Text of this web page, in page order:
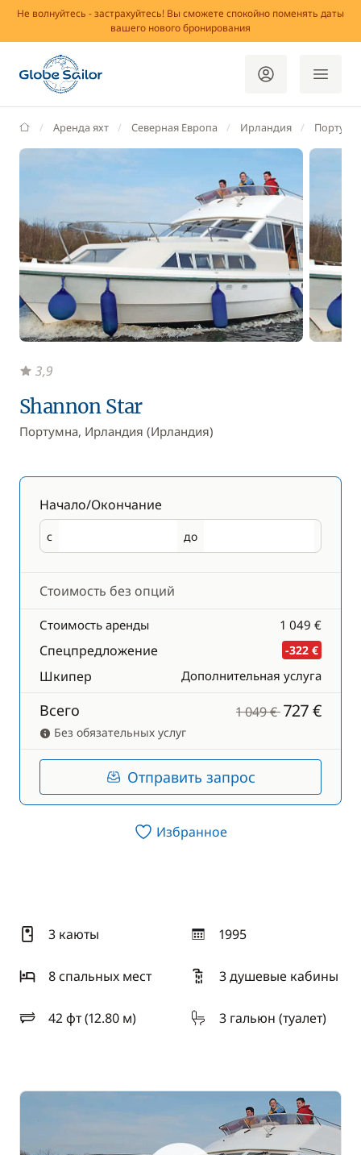
Не волнуйтесь - застрахуйтесь! Вы сможете спокойно поменять даты
вашего нового бронирования
GlobeSailor
Аренда яхт Северная Европа Ирландия
Shannon Star
Портумна, Ирландия (Ирландия)
3,9
Начало/Окончание
с
Начало до
Окончание
Стоимость без опций
Стоимость аренды 1 049 €
Спецпредложение -322 €
Шкипер Дополнительная услуга
Всего 1 049 €727 €
Без обязательных услуг
Отправить запрос
Избранное
3 каюты 1995
год
8 спальныx мест
3 душевые кабины
42 фт (12.80 м)
длина 3 гальюн (туалет)